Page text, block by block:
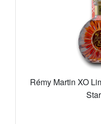
Rémy Martin XO